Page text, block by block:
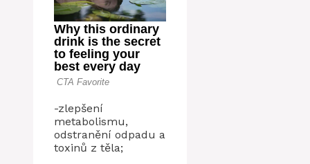
-zlepšení
metabolismu,
odstranění odpadu a
toxinů z těla;